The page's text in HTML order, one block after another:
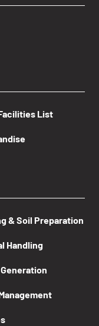
List
& Soil Preparation
Handling